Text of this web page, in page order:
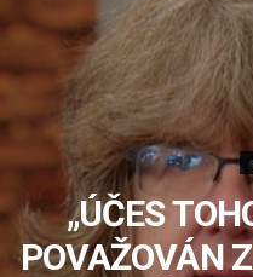
„ÚČES
POVAŽOVÁN